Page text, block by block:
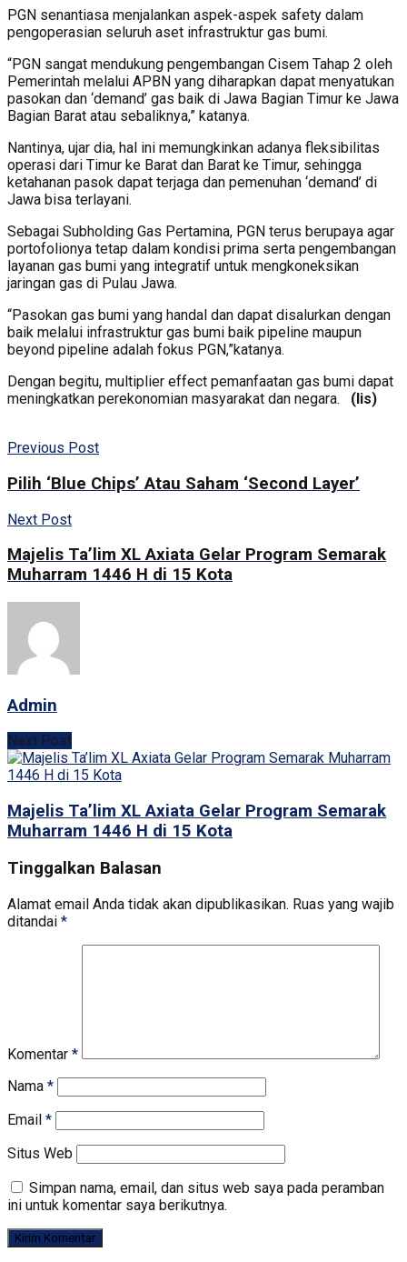
PGN senantiasa menjalankan aspek-aspek safety dalam
pengoperasian seluruh aset infrastruktur gas bumi.
“PGN sangat mendukung pengembangan Cisem Tahap 2 oleh
Pemerintah melalui APBN yang diharapkan dapat menyatukan
pasokan dan ‘demand’ gas baik di Jawa Bagian Timur ke Jawa
Bagian Barat atau sebaliknya,” katanya.
Nantinya, ujar dia, hal ini memungkinkan adanya fleksibilitas
operasi dari Timur ke Barat dan Barat ke Timur, sehingga
ketahanan pasok dapat terjaga dan pemenuhan ‘demand’ di
Jawa bisa terlayani.
Sebagai Subholding Gas Pertamina, PGN terus berupaya agar
portofolionya tetap dalam kondisi prima serta pengembangan
layanan gas bumi yang integratif untuk mengkoneksikan
jaringan gas di Pulau Jawa.
“Pasokan gas bumi yang handal dan dapat disalurkan dengan
baik melalui infrastruktur gas bumi baik pipeline maupun
beyond pipeline adalah fokus PGN,”katanya.
Dengan begitu, multiplier effect pemanfaatan gas bumi dapat
meningkatkan perekonomian masyarakat dan negara. (lis)
Previous Post
Pilih ‘Blue Chips’ Atau Saham ‘Second Layer’
Next Post
Majelis Ta’lim XL Axiata Gelar Program Semarak
Muharram 1446 H di 15 Kota
Admin
Next Post
Majelis Ta’lim XL Axiata Gelar Program Semarak
Muharram 1446 H di 15 Kota
Tinggalkan Balasan
Alamat email Anda tidak akan dipublikasikan. Ruas yang wajib
ditandai *
Komentar *
Nama *
Email *
Situs Web
Simpan nama, email, dan situs web saya pada peramban
ini untuk komentar saya berikutnya.